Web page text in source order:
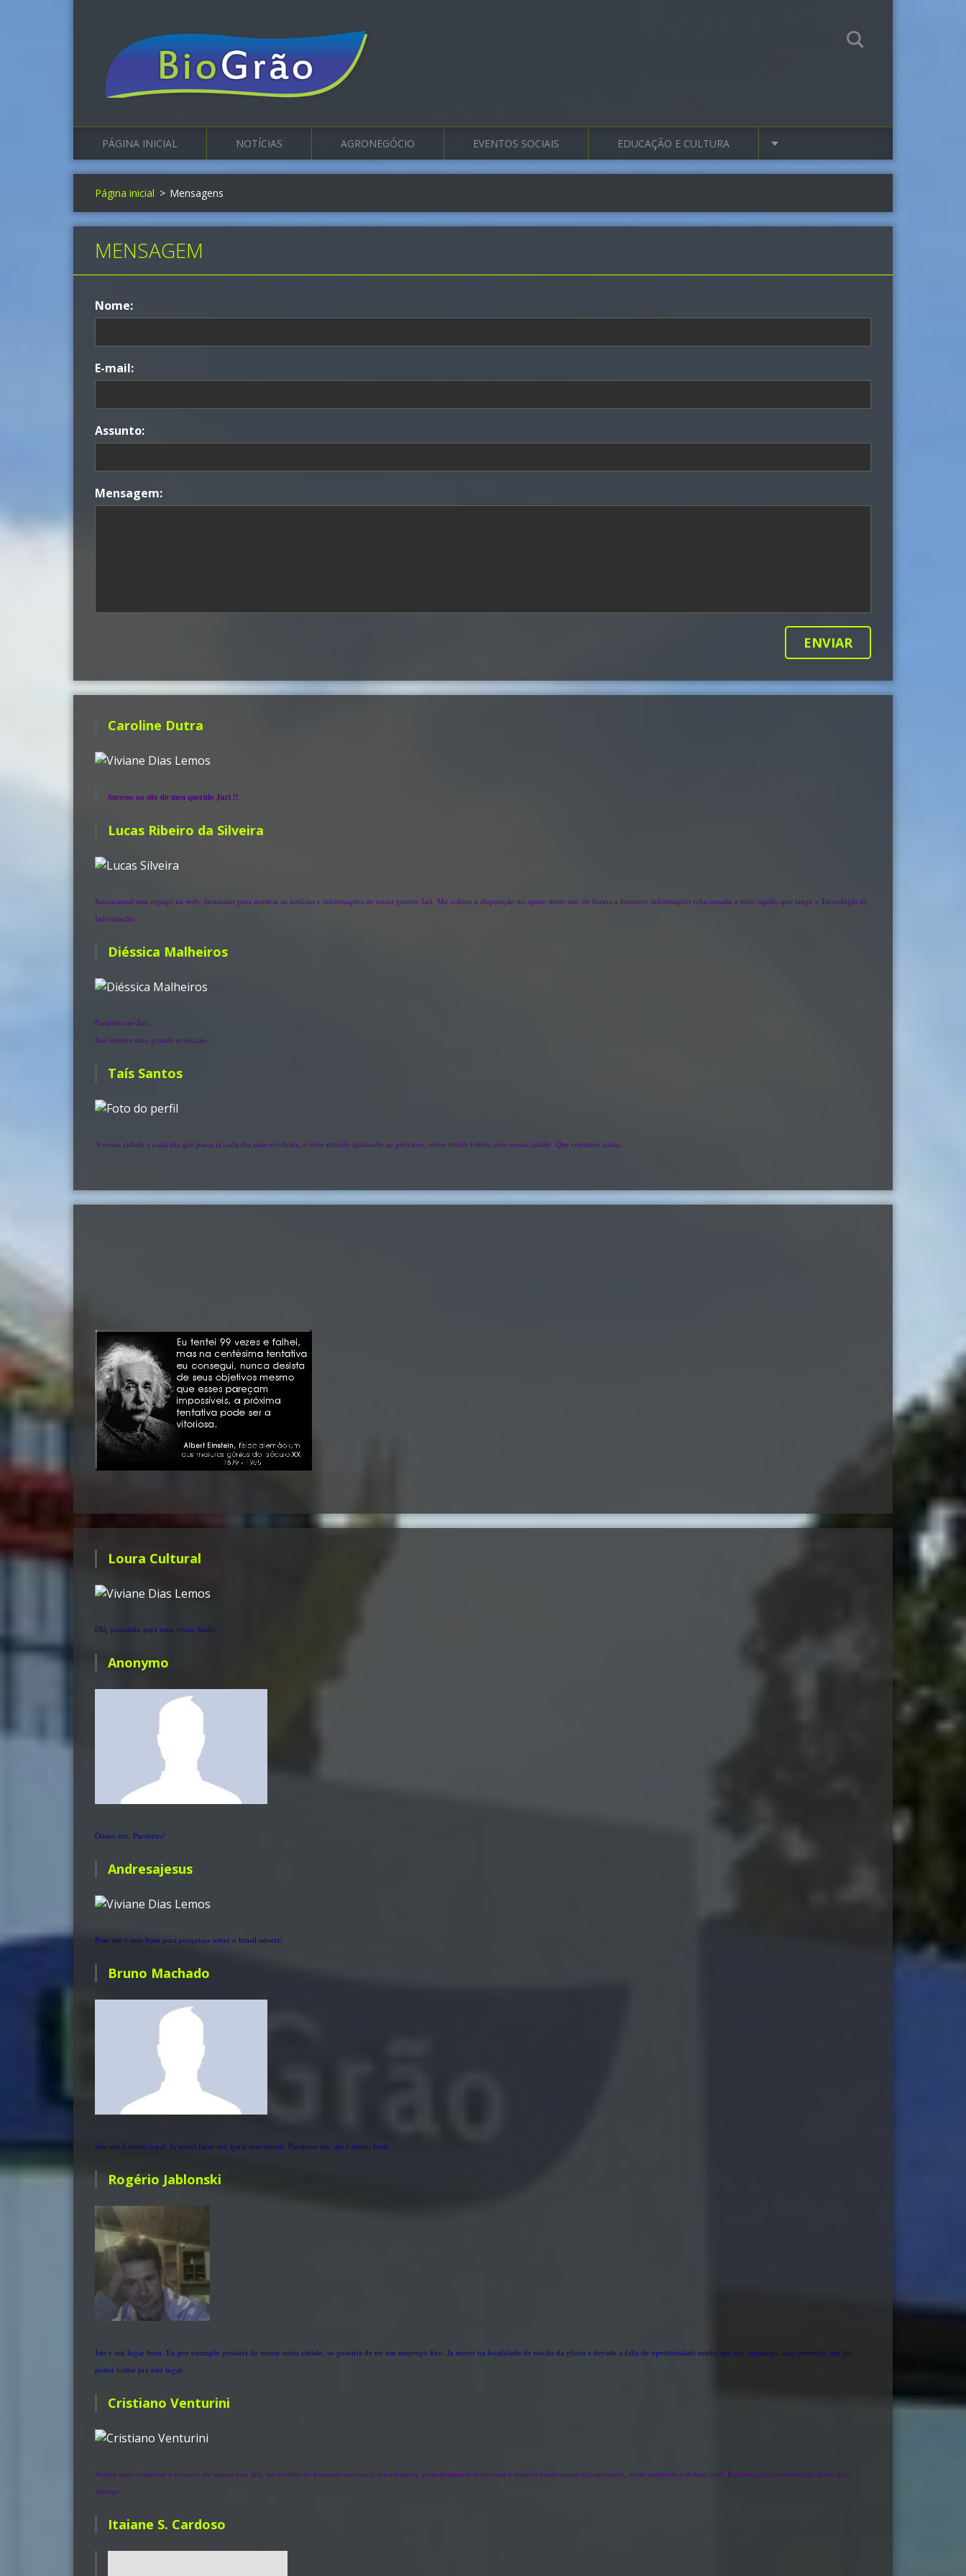
PÁGINA INICIAL NOTÍCIAS AGRONEGÓCIO EVENTOS SOCIAIS EDUCAÇÃO E CULTURA
Página inicial > Mensagens
MENSAGEM
Nome:
E-mail:
Assunto:
Mensagem:
Caroline Dutra
Sucesso ao site do meu querido Jari !!
Lucas Ribeiro da Silveira
Sensacional esse espaço na web, destinado para mostrar as notícias e informações de nossa grande Jari. Me coloco a disposição no apoio deste site, de forma a fornecer informações relacionado a tudo aquilo que tange a Tecnologia de
Informação.
Diéssica Malheiros
Parabéns ao Jari...
Isso mostra uma grande evolucão...
Taís Santos
A nossa cidade a cada dia que passa ta cada dia mais evoluida, é todo mundo ajudando ao próximo, todos muito felizes com nossa cidade. Que continue assim.
Loura Cultural
Olá, passando para uma visita, lindo...
Anonymo
Ótimo site. Parabéns!
Andresajesus
Esse site e mto bom para pesquisas sobre o brasil adorei!
Bruno Machado
Seu site é muito legal. Já tentei fazer um igual mas desisti. Parabéns seu site é muito bom.
Rogério Jablonski
Jari e um lugar bom. Eu por exemplo gostaria de morar nesta cidade, so gostaria de ter um emprego fixo. Ja morei na localidade de rincão da gloria e devido a falta de oportunidade mudei-me pra sapiranga, mas pretendo um dia
poder voltar pra este lugar.
Cristiano Venturini
Venho aqui expressar a vontade de apoiar este Site, no sentido de fornecer noticias e informações, principalmente referentes a tópicos locais como agropecuária, meio ambiente e defesa civil. Parabéns pela manutenção deste site.
Abraço.
Itaiane S. Cardoso